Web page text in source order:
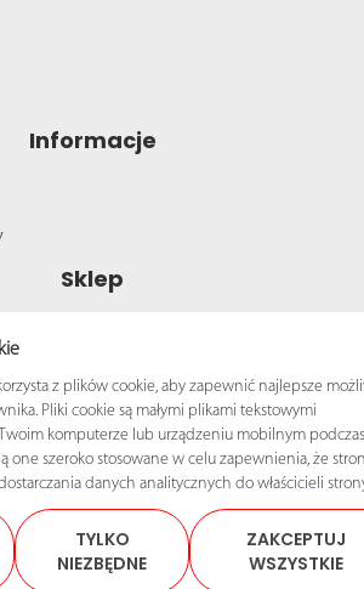
Informacje
Sklep
Sklep ANRO Wszelkie prawa zastrzeżone
z plików cookie, aby zapewnić najlepsze
Pliki cookie są małymi plikami tekstowymi
komputerze lub urządzeniu mobilnym podczas
one szeroko stosowane w celu zapewnienia, że
danych analitycznych do właścicieli
TYLKO
NIEZBĘDNE
ZAKCEPTUJ
WSZYSTKIE